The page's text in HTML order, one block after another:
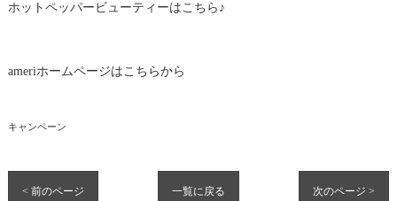
ホットペッパービューティーはこちら♪
ameriホームページはこちらから
キャンペーン
< 前のページ 一覧に戻る 次のページ >